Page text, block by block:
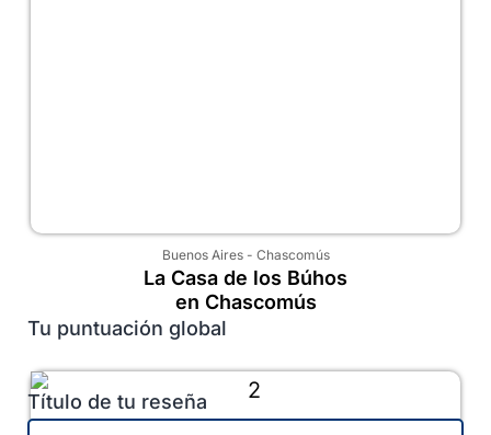
Buenos Aires- Chascomús
La Casa de los Búhos
en Chascomús
Tu puntuación global
Título de tu reseña